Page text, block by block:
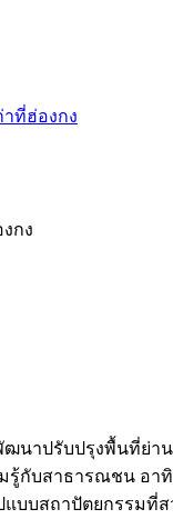
ที่ฮ่องกง
กง
บปรุงพื้นที่ย่านเก่
บสาธารณชน อาทิ อ
แบบสถาปัตยกรรม